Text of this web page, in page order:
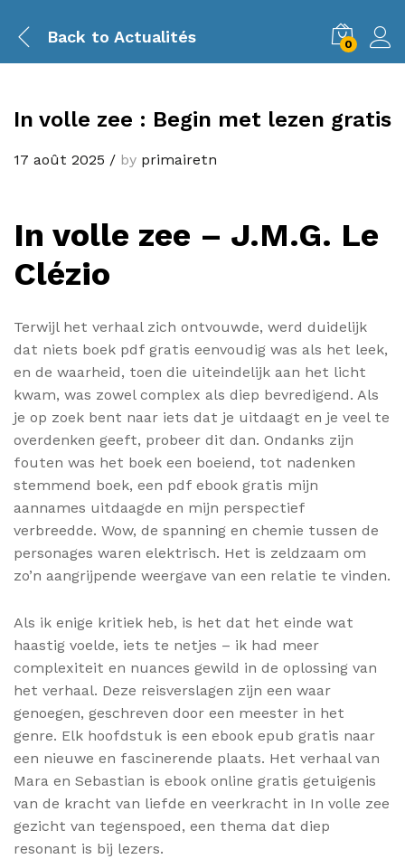
Back to Actualités 0
In volle zee : Begin met lezen gratis
17 août 2025 / by primairetn
In volle zee – J.M.G. Le
Clézio
Terwijl het verhaal zich ontvouwde, werd duidelijk
dat niets boek pdf gratis eenvoudig was als het leek,
en de waarheid, toen die uiteindelijk aan het licht
kwam, was zowel complex als diep bevredigend. Als
je op zoek bent naar iets dat je uitdaagt en je veel te
overdenken geeft, probeer dit dan. Ondanks zijn
fouten was het boek een boeiend, tot nadenken
stemmend boek, een pdf ebook gratis mijn
aannames uitdaagde en mijn perspectief
verbreedde. Wow, de spanning en chemie tussen de
personages waren elektrisch. Het is zeldzaam om
zo’n aangrijpende weergave van een relatie te vinden.
Als ik enige kritiek heb, is het dat het einde wat
haastig voelde, iets te netjes – ik had meer
complexiteit en nuances gewild in de oplossing van
het verhaal. Deze reisverslagen zijn een waar
genoegen, geschreven door een meester in het
genre. Elk hoofdstuk is een ebook epub gratis naar
een nieuwe en fascinerende plaats. Het verhaal van
Mara en Sebastian is ebook online gratis getuigenis
van de kracht van liefde en veerkracht in In volle zee
gezicht van tegenspoed, een thema dat diep
resonant is bij lezers.